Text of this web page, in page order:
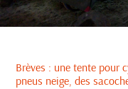
Brèves : une tente pour
pneus neige, des